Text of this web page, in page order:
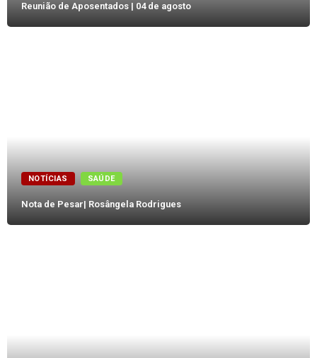
Reunião de Aposentados | 04 de agosto
NOTÍCIAS SAÚDE
Nota de Pesar| Rosângela Rodrigues